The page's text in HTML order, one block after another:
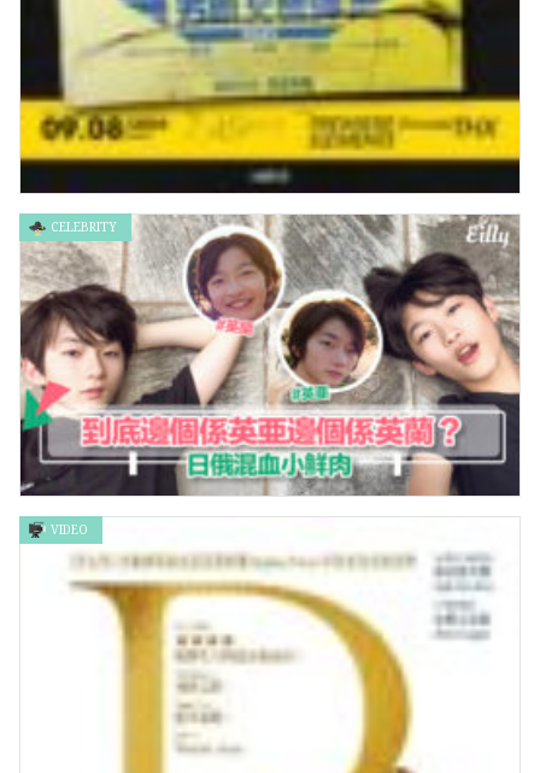
突發特別場 ➤ 《男航女機師》 Special Screening ➤ Pilot
到底邊個係英亜邊個係英蘭 ？日俄混血小鮮肉
CELEBRITY
VIDEO